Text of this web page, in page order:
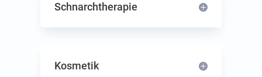
Schnarch­the­ra­pie
Kos­me­tik